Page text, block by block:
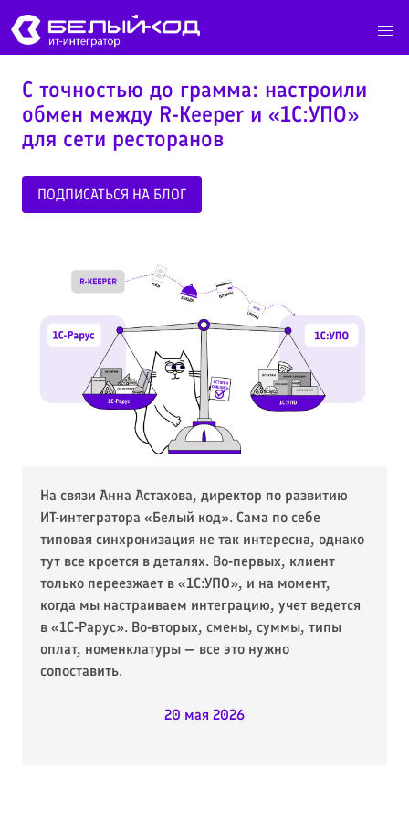
С точностью до грамма: настроили
обмен между R-Keeper и «1С:УПО»
для сети ресторанов
ПОДПИСАТЬСЯ НА БЛОГ
На связи Анна Астахова, директор по развитию
ИТ-интегратора «Белый код». Сама по себе
типовая синхронизация не так интересна, однако
тут все кроется в деталях. Во-первых, клиент
только переезжает в «1С:УПО», и на момент,
когда мы настраиваем интеграцию, учет ведется
в «1С-Рарус». Во-вторых, смены, суммы, типы
оплат, номенклатуры — все это нужно
сопоставить.
20 мая 2026